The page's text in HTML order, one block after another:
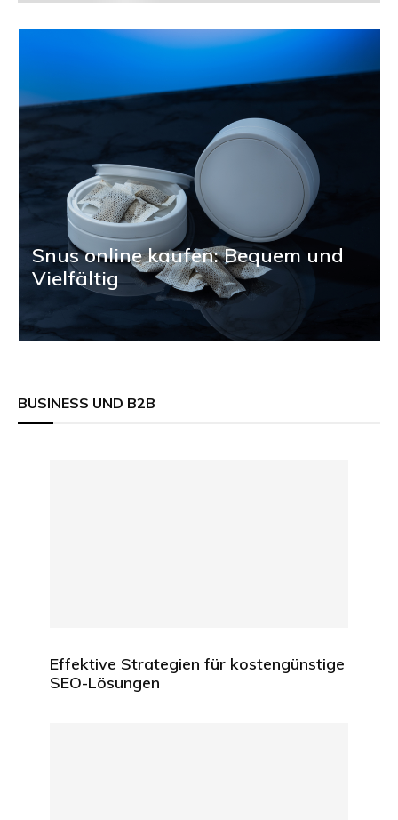
Snus online kaufen: Bequem und
Vielfältig
BUSINESS UND B2B
Effektive Strategien für kostengünstige
SEO-Lösungen